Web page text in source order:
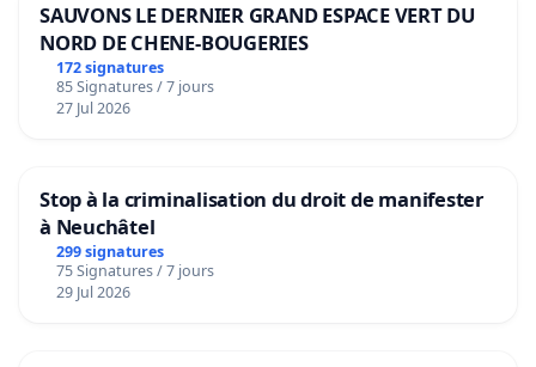
SAUVONS LE DERNIER GRAND ESPACE VERT DU
NORD DE CHENE-BOUGERIES
172 signatures
85 Signatures / 7 jours
27 Jul 2026
Stop à la criminalisation du droit de manifester
à Neuchâtel
299 signatures
75 Signatures / 7 jours
29 Jul 2026